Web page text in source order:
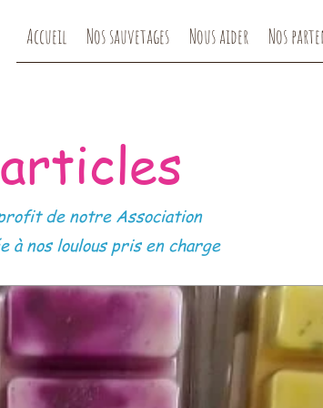
Accueil Nos sauvetages Nous aider Nos
de notre Association
nos loulous pris en charge